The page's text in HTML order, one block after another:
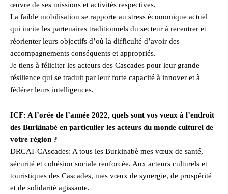
œuvre de ses missions et activités respectives.
La faible mobilisation se rapporte au stress économique actuel
qui incite les partenaires traditionnels du secteur à recentrer et
réorienter leurs objectifs d’où la difficulté d’avoir des
accompagnements conséquents et appropriés.
Je tiens à féliciter les acteurs des Cascades pour leur grande
résilience qui se traduit par leur forte capacité à innover et à
fédérer leurs intelligences.
ICF: A l’orée de l’année 2022, quels sont vos vœux à l’endroit
des Burkinabè en particulier les acteurs du monde culturel de
votre région ?
DRCAT-CAscades: A tous les Burkinabè mes vœux de santé,
sécurité et cohésion sociale renforcée. Aux acteurs culturels et
touristiques des Cascades, mes vœux de synergie, de prospérité
et de solidarité agissante.